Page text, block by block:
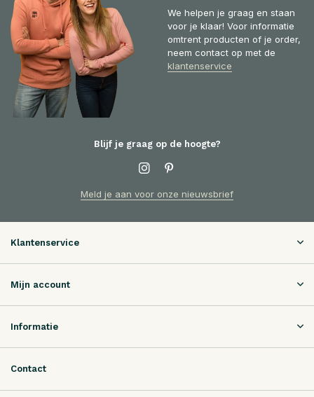
We helpen je graag en staan
voor je klaar! Voor informatie
omtrent producten of je order,
neem contact op met de
klantenservice
Blijf je graag op de hoogte?
Meld je aan voor onze nieuwsbrief
Klantenservice
Mijn account
Informatie
Contact